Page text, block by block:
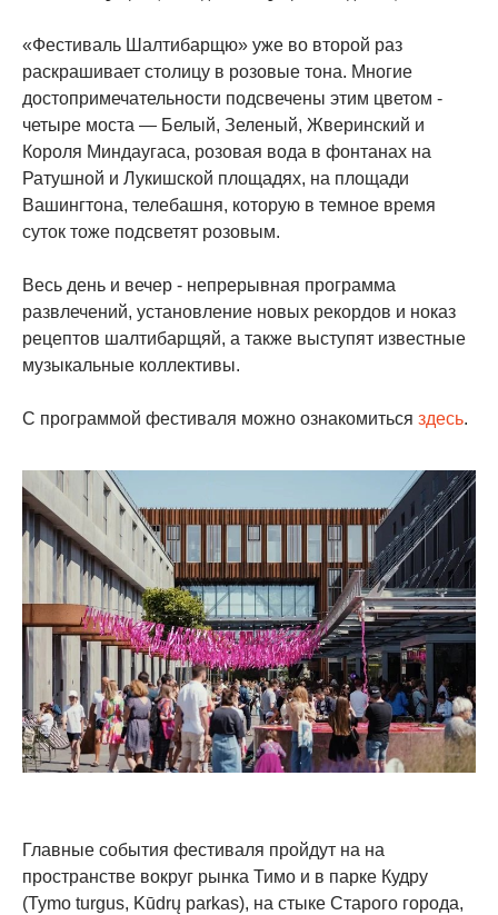
«Фестиваль Шалтибарщю» уже во второй раз
раскрашивает столицу в розовые тона. Многие
достопримечательности подсвечены этим цветом -
четыре моста — Белый, Зеленый, Жверинский и
Короля Миндаугаса, розовая вода в фонтанах на
Ратушной и Лукишской площадях, на площади
Вашингтона, телебашня, которую в темное время
суток тоже подсветят розовым.
Весь день и вечер - непрерывная программа
развлечений, установление новых рекордов и ноказ
рецептов шалтибарщяй, а также выступят известные
музыкальные коллективы.
С программой фестиваля можно ознакомиться здесь.
Главные события фестиваля пройдут на на
пространстве вокруг рынка Тимо и в парке Кудру
(Tymo turgus, Kūdrų parkas), на стыке Старого города,